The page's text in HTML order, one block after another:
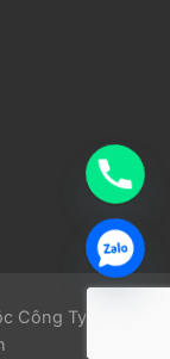
Công Ty TNHH